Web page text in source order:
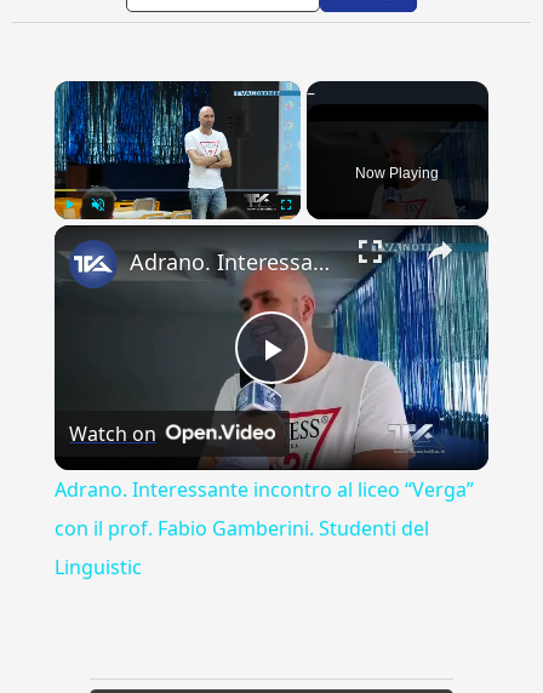
×
Now Playing
×
Play
Video
Adrano. Interessante incontro al liceo “Verga” con il prof. Fabio Gamberini. Studenti del Linguistic
Watch on
Adrano. Interessante incontro al liceo “Verga”
con il prof. Fabio Gamberini. Studenti del
Linguistic